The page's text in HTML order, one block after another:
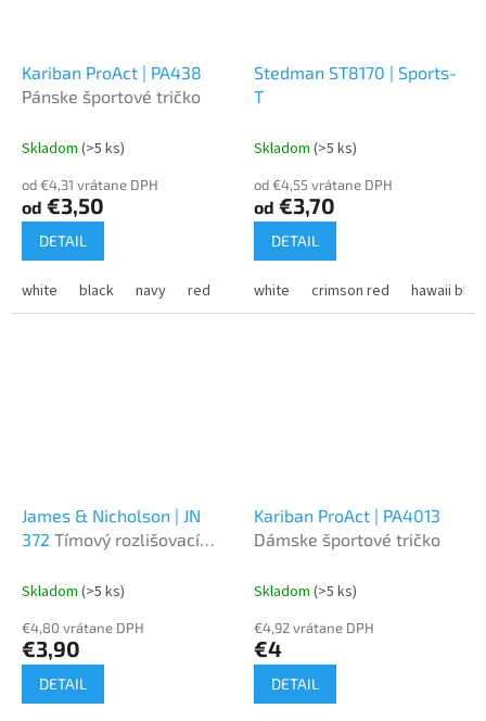
Kariban ProAct | PA438
Pánske športové tričko
Skladom (>5 ks)
od €4,31 vrátane DPH
od €3,50
DETAIL
white black navy red orange violet coral dark grey
Stedman ST8170 | Sports-
T
Skladom (>5 ks)
od €4,55 vrátane DPH
od €3,70
DETAIL
white crimson red hawaii blue
James & Nicholson | JN
372 Tímový rozlišovací
Skladom (>5 ks)
€4,80 vrátane DPH
€3,90
DETAIL
Kariban ProAct | PA4013
Dámske športové tričko
Skladom (>5 ks)
€4,92 vrátane DPH
€4
DETAIL